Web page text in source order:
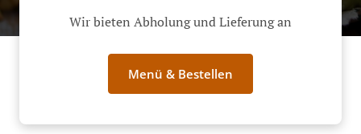
Wir bieten Abholung und Lieferung an
Menü & Bestellen